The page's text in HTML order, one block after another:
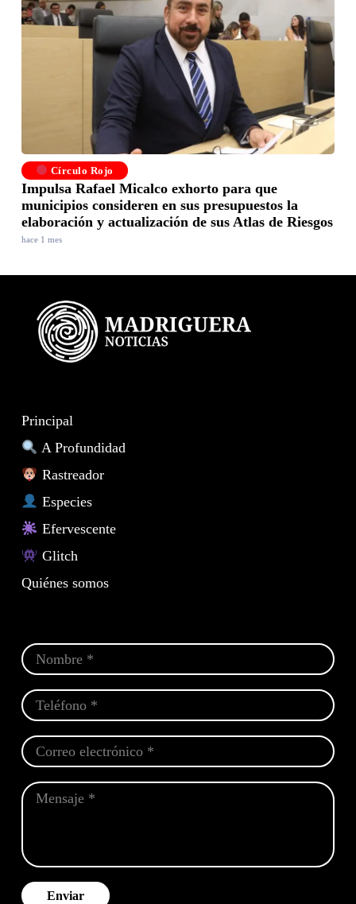
Círculo Rojo
Impulsa Rafael Micalco exhorto para que
municipios consideren en sus presupuestos la
elaboración y actualización de sus Atlas de Riesgos
hace 1 mes
Principal
A Profundidad
Rastreador
Especies
Efervescente
Glitch
Quiénes somos
Enviar